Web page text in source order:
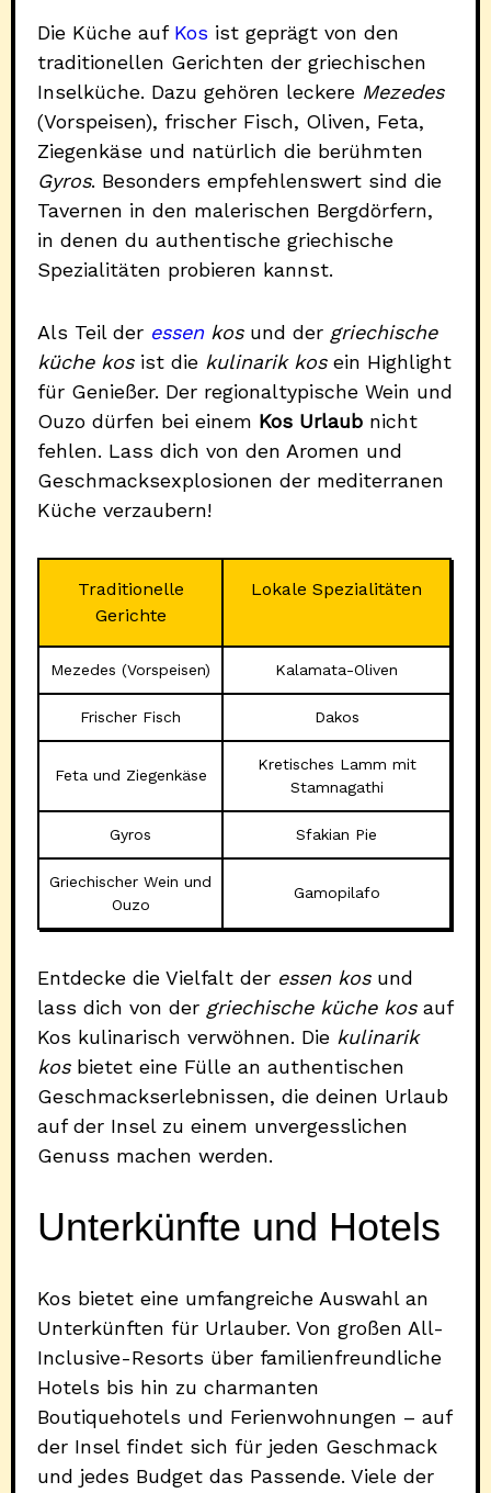
Die Küche auf Kos ist geprägt von den
traditionellen Gerichten der griechischen
Inselküche. Dazu gehören leckere Mezedes
(Vorspeisen), frischer Fisch, Oliven, Feta,
Ziegenkäse und natürlich die berühmten
Gyros. Besonders empfehlenswert sind die
Tavernen in den malerischen Bergdörfern,
in denen du authentische griechische
Spezialitäten probieren kannst.
Als Teil der essenkosund der griechische
küche kosist die kulinarik kosein Highlight
für Genießer. Der regionaltypische Wein und
Ouzo dürfen bei einem Kos Urlaub nicht
fehlen. Lass dich von den Aromen und
Geschmacksexplosionen der mediterranen
Küche verzaubern!
Traditionelle
Gerichte
Lokale Spezialitäten
Mezedes (Vorspeisen) Kalamata-Oliven
Frischer Fisch Dakos
Feta und Ziegenkäse
Kretisches Lamm mit
Stamnagathi
Gyros Sfakian Pie
Griechischer Wein und
Ouzo
Gamopilafo
Entdecke die Vielfalt der essen kosund
lass dich von der griechische küche kosauf
Kos kulinarisch verwöhnen. Die kulinarik
kosbietet eine Fülle an authentischen
Geschmackserlebnissen, die deinen Urlaub
auf der Insel zu einem unvergesslichen
Genuss machen werden.
Unterkünfte und Hotels
Kos bietet eine umfangreiche Auswahl an
Unterkünften für Urlauber. Von großen All-
Inclusive-Resorts über familienfreundliche
Hotels bis hin zu charmanten
Boutiquehotels und Ferienwohnungen – auf
der Insel findet sich für jeden Geschmack
und jedes Budget das Passende. Viele der